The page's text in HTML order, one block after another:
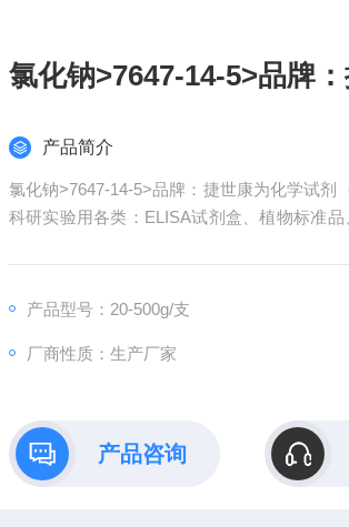
氯化钠>7647-14-5>品牌
产品简介
氯化钠>7647-14-5>品牌：捷世康为化学试剂
科研实验用各类：ELISA试剂盒、植物标准
产品型号：20-500g/支
厂商性质：生产厂家
产品咨询